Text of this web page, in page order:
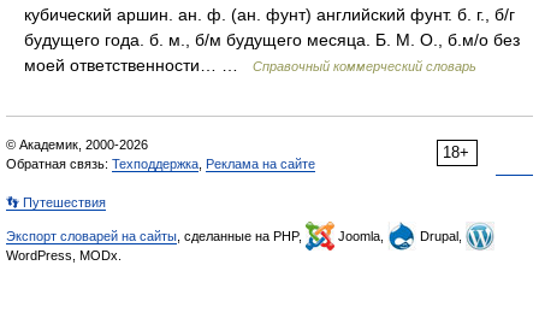
кубический аршин. ан. ф. (ан. фунт) английский фунт. б. г., б/г
будущего года. б. м., б/м будущего месяца. Б. М. О., б.м/о без
моей ответственности… …
Справочный коммерческий словарь
18+
© Академик, 2000-2026
Обратная связь: Техподдержка Реклама на сайте
👣 Путешествия
Экспорт словарей на сайты , сделанные на PHP, Joomla,
Drupal,
WordPress, MODx.